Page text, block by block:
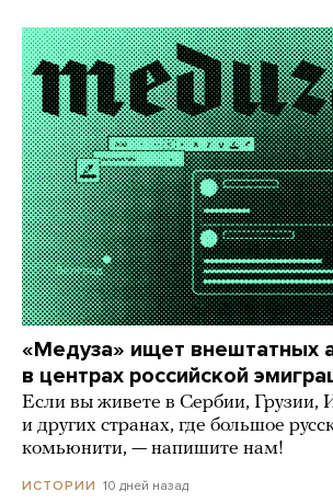
«Медуза» ищет внештатных
в центрах российской
Если вы живете в Сербии, Грузии,
и других странах, где большое
комьюнити, — напишите нам!
ИСТОРИИ 10 дней назад